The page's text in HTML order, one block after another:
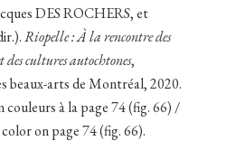
DES ROCHERS, et
Riopelle : À la rencontre des
cultures autochtones,
beaux-arts de Montréal, 2020.
à la page 74 (fig. 66) /
on page 74 (fig. 66).